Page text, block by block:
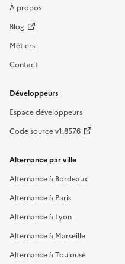
À propos
Blog
Métiers
Contact
Développeurs
Espace développeurs
Code source v1.857.6
Alternance par ville
Alternance à Bordeaux
Alternance à Paris
Alternance à Lyon
Alternance à Marseille
Alternance à Toulouse